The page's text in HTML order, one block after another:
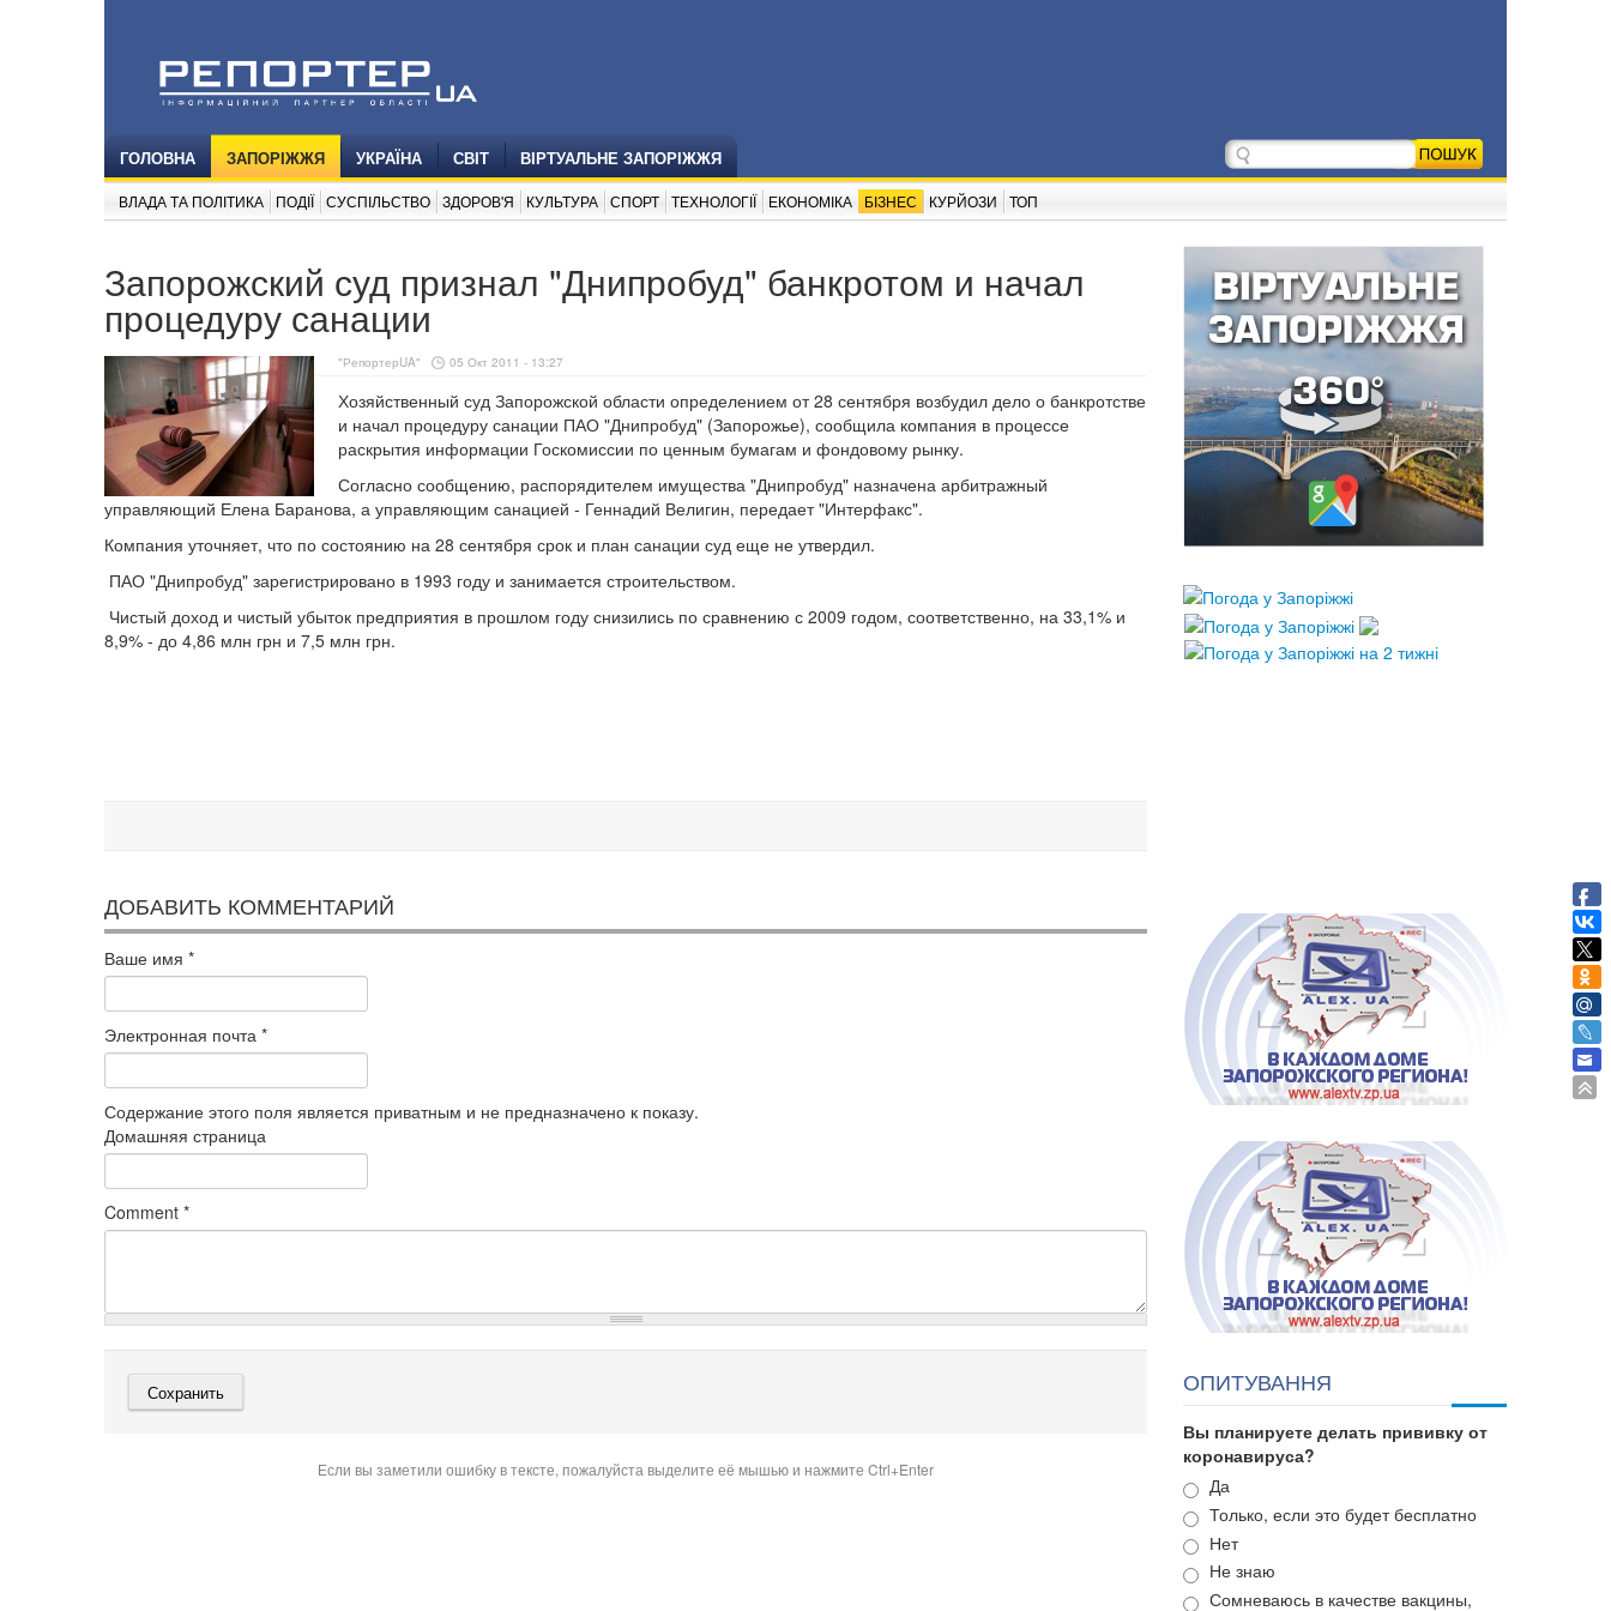
ГОЛОВНА ЗАПОРІЖЖЯ УКРАЇНА СВІТ ВІРТУАЛЬНЕ ЗАПОРІЖЖЯ
ВЛАДА ТА ПОЛІТИКА ПОДІЇ СУСПІЛЬСТВО ЗДОРОВ'Я КУЛЬТУРА СПОРТ ТЕХНОЛОГІЇ ЕКОНОМІКА БІЗНЕС КУРЙОЗИ ТОП
Запорожский суд признал "Днипробуд" банкротом и начал
процедуру санации
"РепортерUA" 05 Окт 2011 - 13:27
Хозяйственный суд Запорожской области определением от 28 сентября возбудил дело о банкротстве
и начал процедуру санации ПАО "Днипробуд" (Запорожье), сообщила компания в процессе
раскрытия информации Госкомиссии по ценным бумагам и фондовому рынку.
Согласно сообщению, распорядителем имущества "Днипробуд" назначена арбитражный
управляющий Елена Баранова, а управляющим санацией - Геннадий Велигин, передает "Интерфакс".
Компания уточняет, что по состоянию на 28 сентября срок и план санации суд еще не утвердил.
ПАО "Днипробуд" зарегистрировано в 1993 году и занимается строительством.
Чистый доход и чистый убыток предприятия в прошлом году снизились по сравнению с 2009 годом, соответственно, на 33,1% и
8,9% - до 4,86 млн грн и 7,5 млн грн.
ДОБАВИТЬ КОММЕНТАРИЙ
Ваше имя *
Электронная почта *
Содержание этого поля является приватным и не предназначено к показу.
Домашняя страница
Comment *
Если вы заметили ошибку в тексте, пожалуйста выделите её мышью и нажмите Ctrl+Enter
ОПИТУВАННЯ
Вы планируете делать прививку от
коронавируса?
Варианты
Да
Только, если это будет бесплатно
Нет
Не знаю
Сомневаюсь в качестве вакцины,